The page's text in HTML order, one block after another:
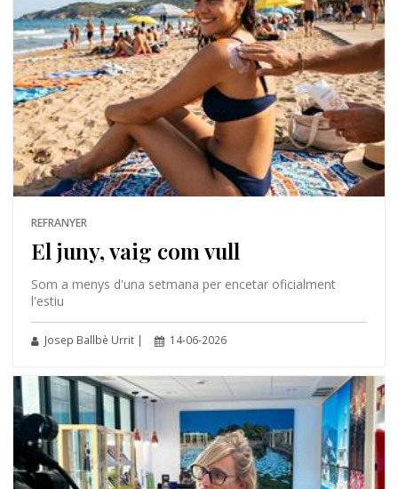
REFRANYER
El juny, vaig com vull
Som a menys d'una setmana per encetar oficialment
l'estiu
Josep Ballbè Urrit | 14-06-2026